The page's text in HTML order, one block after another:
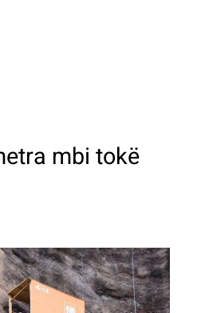
mbi tokë